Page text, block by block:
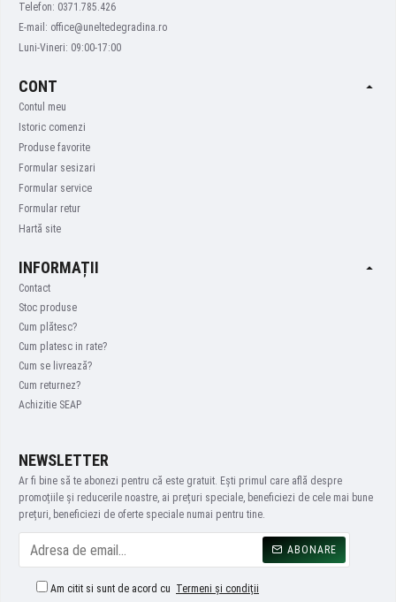
Telefon: 0371.785.426
E-mail: office@uneltedegradina.ro
Luni-Vineri: 09:00-17:00
CONT
Contul meu
Istoric comenzi
Produse favorite
Formular sesizari
Formular service
Formular retur
Hartă site
INFORMAȚII
Contact
Stoc produse
Cum plătesc?
Cum platesc in rate?
Cum se livrează?
Cum returnez?
Achizitie SEAP
NEWSLETTER
Ar fi bine să te abonezi pentru că este gratuit. Ești primul care află despre
promoțiile și reducerile noastre, ai prețuri speciale, beneficiezi de cele mai bune
prețuri, beneficiezi de oferte speciale numai pentru tine.
ABONARE
Am citit si sunt de acord cu Termeni și condiții